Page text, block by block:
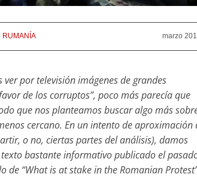
marzo
RUMANÍA
por televisión imágenes de grandes
de los corruptos”, poco más parecía que
que nos planteamos buscar algo más
cercano. En un intento de aproximación
o no, ciertas partes del análisis), damos
bastante informativo publicado el
“What is at stake in the Romanian